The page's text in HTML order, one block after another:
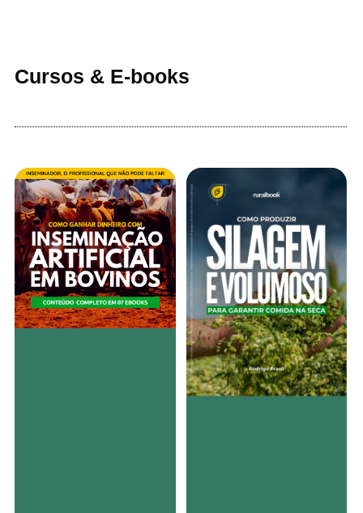
Cursos & E-books